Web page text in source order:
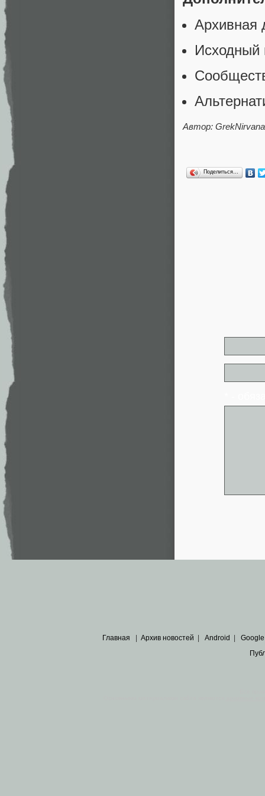
Архивная
Исходный
Автор: GrekNirvana
Поделиться…
Главная | Архив новостей | Android | Google